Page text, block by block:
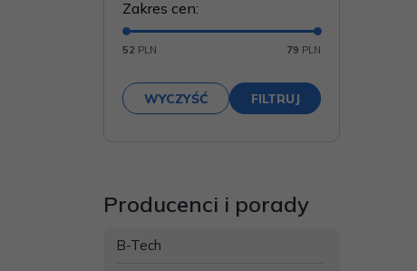
Zakres cen:
52 PLN 79 PLN
Producenci i porady
B-Tech